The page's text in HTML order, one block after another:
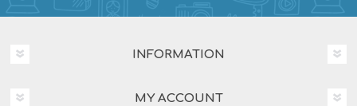
INFORMATION
MY ACCOUNT